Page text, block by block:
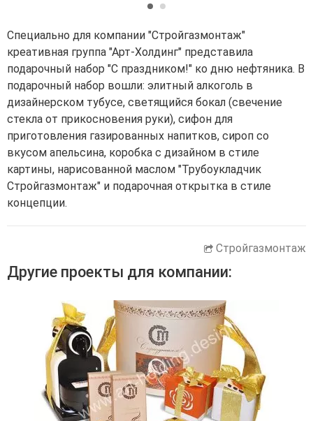
Специально для компании "Стройгазмонтаж"
креативная группа "Арт-Холдинг" представила
подарочный набор "С праздником!" ко дню нефтяника. В
подарочный набор вошли: элитный алкоголь в
дизайнерском тубусе, светящийся бокал (свечение
стекла от прикосновения руки), сифон для
приготовления газированных напитков, сироп со
вкусом апельсина, коробка с дизайном в стиле
картины, нарисованной маслом "Трубоукладчик
Стройгазмонтаж" и подарочная открытка в стиле
концепции.
Стройгазмонтаж
Другие проекты для компании: